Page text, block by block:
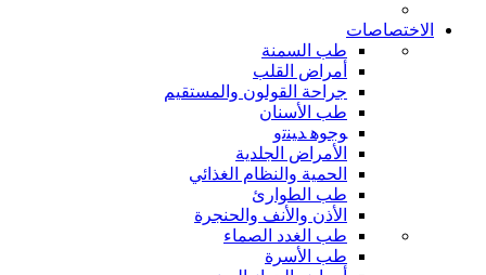
الاختصاصات
طب السمنة
أمراض القلب
جراحة القولون والمستقيم
طب الأسنان
ﻮﺟﻮﻫ ﺪﻴﻨﺗﻭ
الأمراض الجلدية
الحمية والنظام الغذائي
طب الطوارئ
الأذن والأنف والحنجرة
طب الغدد الصماء
طب الأسرة